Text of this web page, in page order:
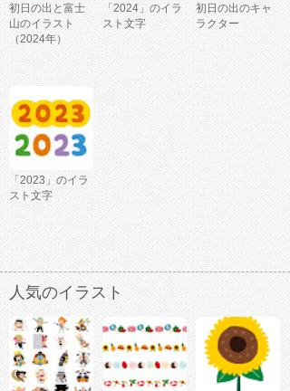
初日の出と富士
山のイラスト
（2024年）
「2024」のイラ
スト文字
初日の出のキャ
ラクター
「2023」のイラ
スト文字
人気のイラスト